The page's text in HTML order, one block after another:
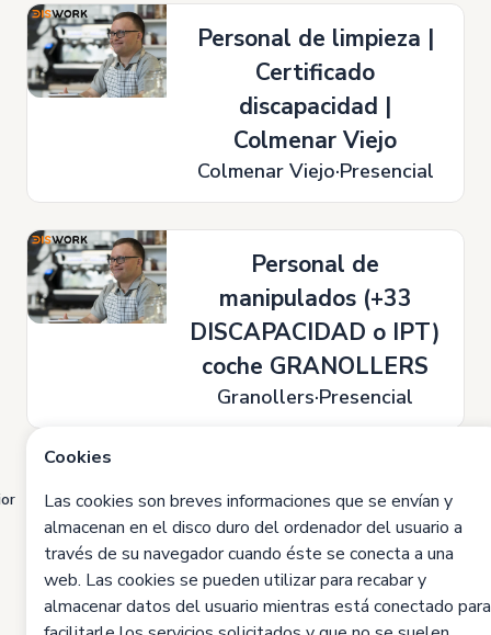
Personal de limpieza |
Certificado
discapacidad |
Colmenar Viejo
Colmenar Viejo Presencial
Personal de
manipulados (+33
DISCAPACIDAD o IPT)
coche GRANOLLERS
Granollers Presencial
1 2 3 4 ... 7 8 9
Cookies
Las cookies son breves informaciones que se envían y
almacenan en el disco duro del ordenador del usuario a
través de su navegador cuando éste se conecta a una
web. Las cookies se pueden utilizar para recabar y
almacenar datos del usuario mientras está conectado para